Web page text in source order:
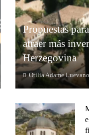
Propuestas
atraer más
Herzegovina
Otilia Adame Luevano